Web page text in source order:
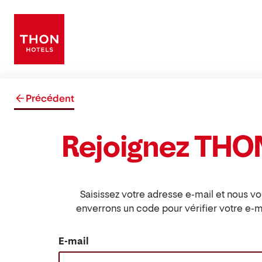
Précédent
Rejoignez
Saisissez votre adresse e-mail et nous
enverrons un code pour vérifier votre e-
E-mail